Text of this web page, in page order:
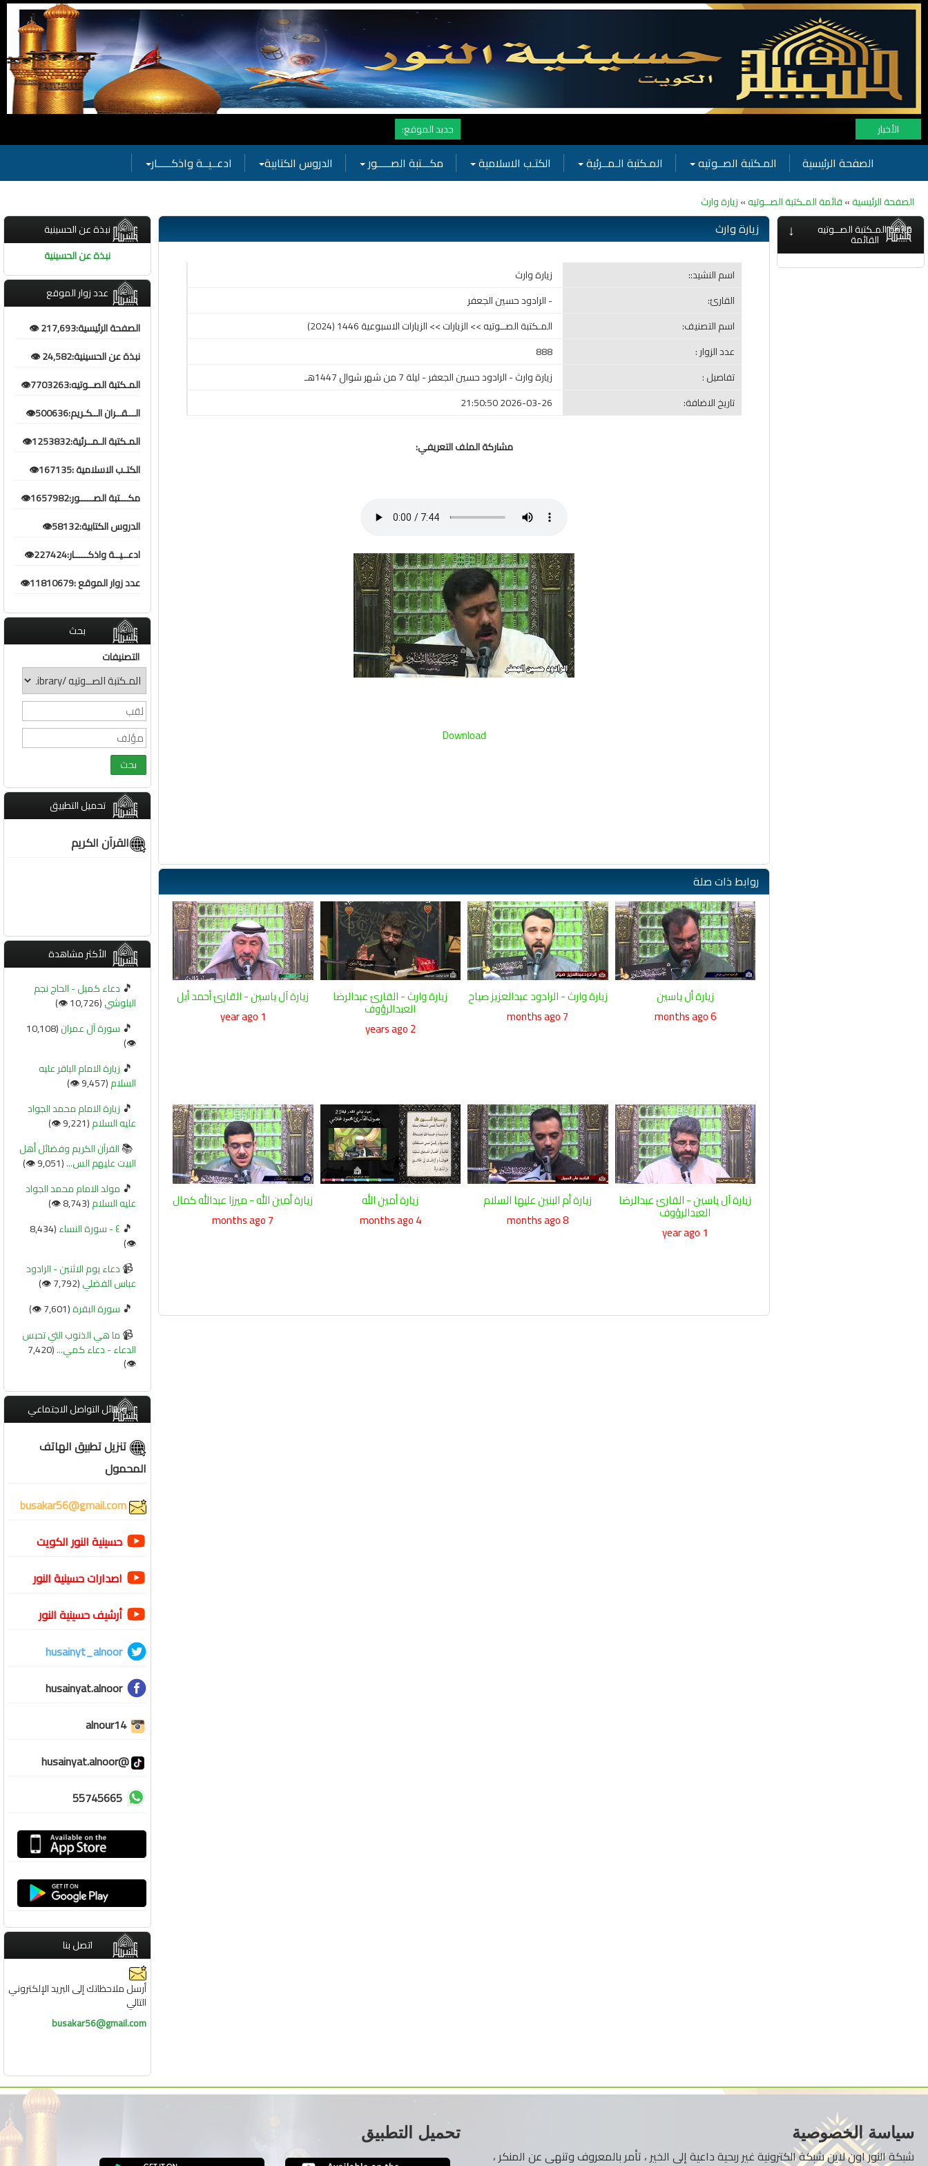
الأخبار نهنأ المتابعين لموفع النور بوصول المشاهدات الى الرقم القياسي 11 مليون مشاهدة خلال فترة قصيرة وهذا كله بجهودكم واهتمامكم بفعاليات الحسينية
جديد الموقع:
الصفحة الرئيسية المـكتبة الصــوتيه المـكتبة الـمــرئية الكتـب الاسلامية مكـــتبة الصـــــور الدروس الكتابية ادعــيــة واذكـــــار
الصفحة الرئيسية»قائمة المـكتبة الصــوتيه»زيارة وارث
↓ قائمة المـكتبة الصــوتيه
القائمة
زيارة وارث
اسم النشيد::
زيارة وارث
القارئ:
- الرادود حسين الجعفر
اسم التصنيف:
المـكتبة الصــوتيه >> الزيارات >> الزيارات الاسبوعية 1446 (2024)
عدد الزوار :
888
تفاصيل :
زيارة وارث - الرادود حسين الجعفر - ليلة 7 من شهر شوال 1447هـ
تاريخ الاضافة:
2026-03-26 21:50:50
مشاركة الملف التعريفي:
Download
روابط ذات صلة
زيارة أل ياسين
6 months ago
زيارة وارث - الرادود عبدالعزيز صياح
7 months ago
زيارة وارث - القارئ عبدالرضا
العبدالرؤوف
2 years ago
زيارة آل ياسين - القارئ أحمد أبل
1 year ago
زيارة آل ياسين - القارئ عبدالرضا
العبدالرؤوف
1 year ago
زيارة أم البنين عليها السلام
8 months ago
زيارة أمين الله
4 months ago
زيارة أمين الله - ميرزا عبدالله كمال
7 months ago
نبذة عن الحسينية
نبذة عن الحسينية
عدد زوار الموقع
الصفحة الرئيسية:217,693 👁️
نبذة عن الحسينية:24,582 👁️
المـكتبة الصــوتيه:7703263👁️
الـــقــران الــكـريم:500636👁️
المـكتبة الـمــرئية:1253832👁️
الكتـب الاسلامية :167135👁️
مكـــتبة الصـــــور:1657982👁️
الدروس الكتابية:58132👁️
ادعــيــة واذكـــــار:227424👁️
عدد زوار الموقع :11810679👁️
بحث
التصنيفات
تحميل التطبيق
القرآن الكريم
الأكثر مشاهدة
🎵 دعاء كميل - الحاج نجم
البلوشي(10,726 👁️)
🎵 سورة آل عمران (10,108
👁️)
🎵 زيارة الامام الباقر عليه
السلام(9,457 👁️)
🎵 زيارة الامام محمد الجواد
عليه السلام(9,221 👁️)
📚القرآن الكريم وفضائل أهل
البيت عليهم الس...(9,051 👁️)
🎵 مولد الامام محمد الجواد
عليه السلام(8,743 👁️)
🎵 ٤ - سورة النساء
(8,434
👁️)
📹دعاء يوم الاثنين - الرادود
عباس الفضلي(7,792 👁️)
🎵 سورة البقرة(7,601 👁️)
📹ما هي الذنوب التي تحبس
الدعاء - دعاء كمي... (7,420
👁️)
وسائل التواصل الاجتماعي
تنزيل تطبيق الهاتف
المحمول
حسينية النور الكويت
اصدارات حسينية النور
أرشيف حسينية النور
husainyt_alnoor
husainyat.alnoor
alnour14
@husainyat.alnoor
55745665
اتصل بنا
أرسل ملاحظاتك إلى البريد الإلكتروني
التالي
busakar56@gmail.com
سياسة الخصوصية
شبكة النور اون لاين شبكة الكترونية غير ربحية داعية إلى الخير ، تأمر بالمعروف وتنهى عن المنكر ،
تحميل التطبيق